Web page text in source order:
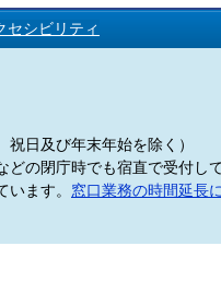
セシビリティ
日及び年末年始を除く）
の閉庁時でも宿直で受付して
ます。 窓口業務の時間延長